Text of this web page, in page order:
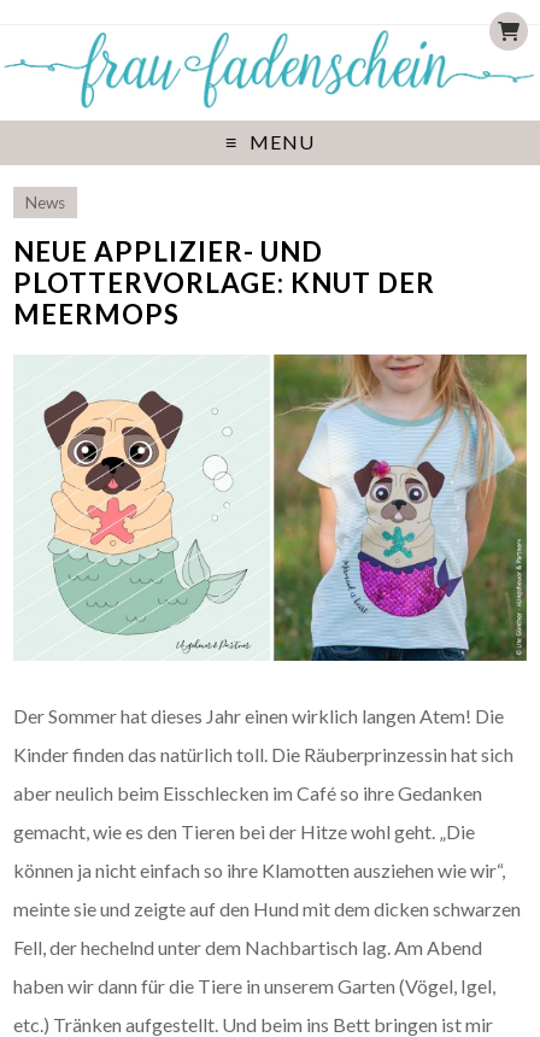
MENU
News
NEUE APPLIZIER- UND
PLOTTERVORLAGE: KNUT DER
MEERMOPS
Der Sommer hat dieses Jahr einen wirklich langen Atem! Die
Kinder finden das natürlich toll. Die Räuberprinzessin hat sich
aber neulich beim Eisschlecken im Café so ihre Gedanken
gemacht, wie es den Tieren bei der Hitze wohl geht. „Die
können ja nicht einfach so ihre Klamotten ausziehen wie wir“,
meinte sie und zeigte auf den Hund mit dem dicken schwarzen
Fell, der hechelnd unter dem Nachbartisch lag. Am Abend
haben wir dann für die Tiere in unserem Garten (Vögel, Igel,
etc.) Tränken aufgestellt. Und beim ins Bett bringen ist mir